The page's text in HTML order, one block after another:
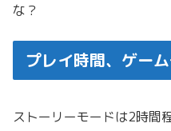
な？
プレイ時間、ゲー
ストーリーモードは2時間